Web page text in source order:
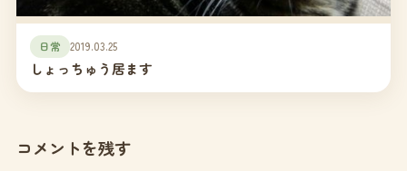
日常 2019.03.25
しょっちゅう居ます
コメントを残す